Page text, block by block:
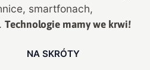
smartfonach,
Technologie mamy we krwi!
NA SKRÓTY